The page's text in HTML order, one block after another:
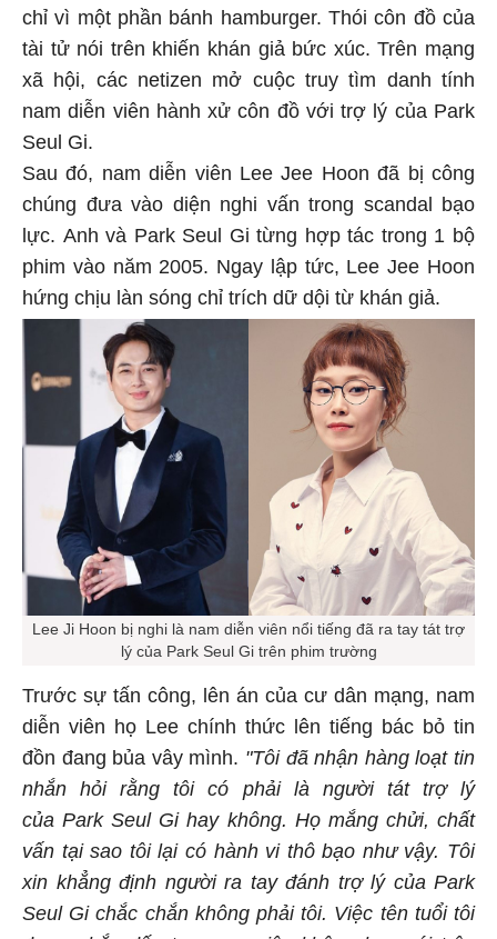
chỉ vì một phần bánh hamburger. Thói côn đồ của
tài tử nói trên khiến khán giả bức xúc. Trên mạng
xã hội, các netizen mở cuộc truy tìm danh tính
nam diễn viên hành xử côn đồ với trợ lý của Park
Seul Gi.
Sau đó, nam diễn viên Lee Jee Hoon đã bị công
chúng đưa vào diện nghi vấn trong scandal bạo
lực. Anh và Park Seul Gi từng hợp tác trong 1 bộ
phim vào năm 2005. Ngay lập tức, Lee Jee Hoon
hứng chịu làn sóng chỉ trích dữ dội từ khán giả.
Lee Ji Hoon bị nghi là nam diễn viên nổi tiếng đã ra tay tát trợ
lý của Park Seul Gi trên phim trường
Trước sự tấn công, lên án của cư dân mạng, nam
diễn viên họ Lee chính thức lên tiếng bác bỏ tin
đồn đang bủa vây mình. "Tôi đã nhận hàng loạt tin
nhắn hỏi rằng tôi có phải là người tát trợ lý
của Park Seul Gi hay không. Họ mắng chửi, chất
vấn tại sao tôi lại có hành vi thô bạo như vậy. Tôi
xin khẳng định người ra tay đánh trợ lý của Park
Seul Gi chắc chắn không phải tôi. Việc tên tuổi tôi